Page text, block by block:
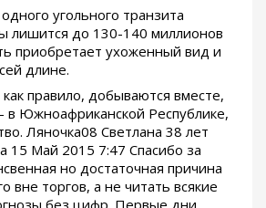
угольного транзита
лишится до 130-140 миллионов
приобретает ухоженный вид и
длине.
правило, добываются вместе,
Южноафриканской Республике,
Ляночка08 Светлана 38 лет
15 Май 2015 7:47 Спасибо за
но достаточная причина
вне торгов, а не читать всякие